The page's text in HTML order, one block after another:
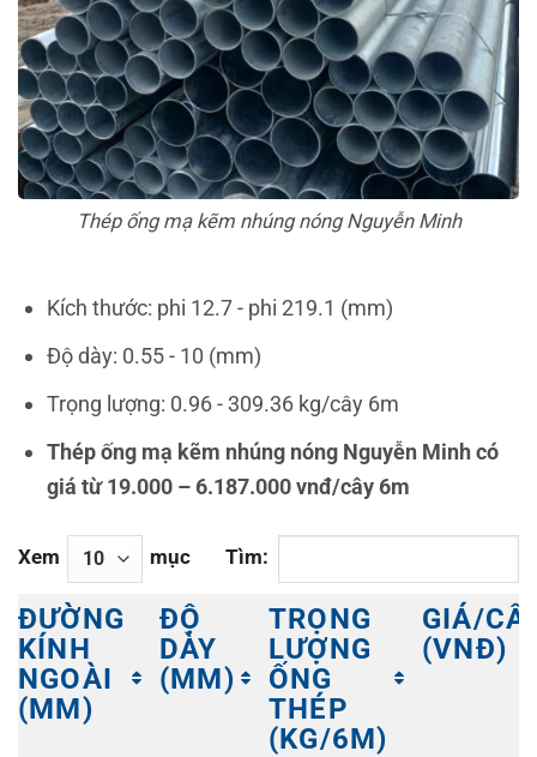
Thép ống mạ kẽm nhúng nóng Nguyễn Minh
Kích thước: phi 12.7 - phi 219.1 (mm)
Độ dày: 0.55 - 10 (mm)
Trọng lượng: 0.96 - 309.36 kg/cây 6m
Thép ống mạ kẽm nhúng nóng Nguyễn Minh có
giá từ 19.000 – 6.187.000 vnđ/cây 6m
Xem mục Tìm:
ĐƯỜNG
KÍNH
NGOÀI
(MM)
ĐỘ
DÀY
(MM)
TRỌNG
LƯỢNG
ỐNG
THÉP
(KG/6M)
GIÁ/
(VNĐ)